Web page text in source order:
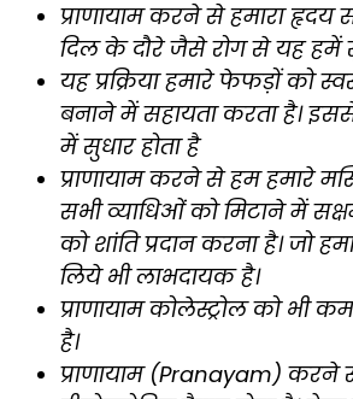
प्राणायाम करने से हमारा हृदय
दिल के दौरे जैसे रोग से यह हमें
यह प्रक्रिया हमारे फेफड़ों को
बनाने में सहायता करता है।
में सुधार होता है
प्राणायाम करने से हम हमारे
सभी व्याधिओं को मिटाने में
को शांति प्रदान करना है। जो
लिये भी लाभदायक है।
प्राणायाम कोलेस्ट्रोल को भी
है।
प्राणायाम (Pranayam) करने